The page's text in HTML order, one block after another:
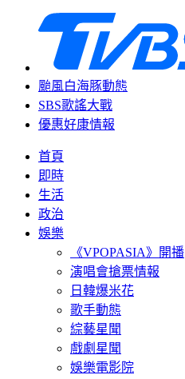
颱風白海豚動態
SBS歌謠大戰
優惠好康情報
首頁
即時
生活
政治
娛樂
《VPOPASIA》開播
演唱會搶票情報
日韓爆米花
歌手動態
綜藝星聞
戲劇星聞
娛樂電影院